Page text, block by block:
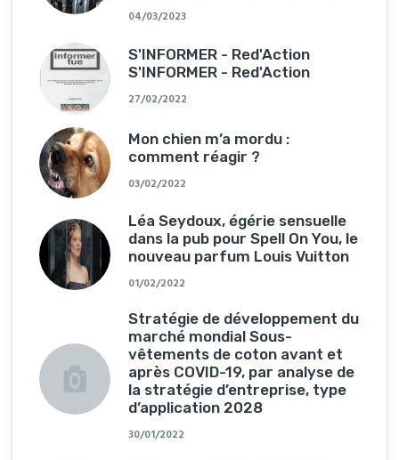
04/03/2023
S'INFORMER - Red'Action
S'INFORMER - Red'Action
27/02/2022
Mon chien m’a mordu :
comment réagir ?
03/02/2022
Léa Seydoux, égérie sensuelle
dans la pub pour Spell On You, le
nouveau parfum Louis Vuitton
01/02/2022
Stratégie de développement du
marché mondial Sous-
vêtements de coton avant et
après COVID-19, par analyse de
la stratégie d’entreprise, type
d’application 2028
30/01/2022